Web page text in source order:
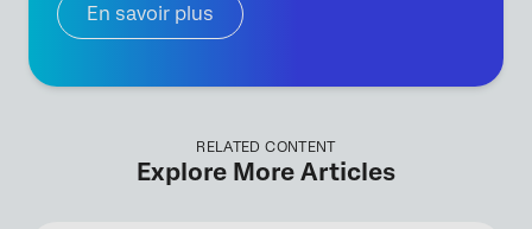
En savoir plus
RELATED CONTENT
Explore More Articles